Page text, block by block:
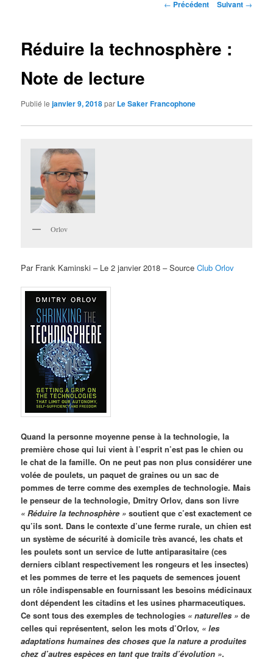
Navigation
← Précédent Suivant →
Réduire la technosphère :
Note de lecture
Publié lejanvier 9, 2018par Le Saker Francophone
Orlov
Par Frank Kaminski – Le 2 janvier 2018 – SourceClub Orlov
Quand la personne moyenne pense à la technologie, la
première chose qui lui vient à l’esprit n’est pas le chien ou
le chat de la famille. On ne peut pas non plus considérer une
volée de poulets, un paquet de graines ou un sac de
pommes de terre comme des exemples de technologie. Mais
le penseur de la technologie, Dmitry Orlov, dans son livre
« Réduire la technosphère » soutient que c’est exactement ce
qu’ils sont. Dans le contexte d’une ferme rurale, un chien est
un système de sécurité à domicile très avancé, les chats et
les poulets sont un service de lutte antiparasitaire (ces
derniers ciblant respectivement les rongeurs et les insectes)
et les pommes de terre et les paquets de semences jouent
un rôle indispensable en fournissant les besoins médicinaux
dont dépendent les citadins et les usines pharmaceutiques.
Ce sont tous des exemples de technologies « naturelles » de
celles qui représentent, selon les mots d’Orlov, « les
adaptations humaines des choses que la nature a produites
chez d’autres espèces en tant que traits d’évolution ».